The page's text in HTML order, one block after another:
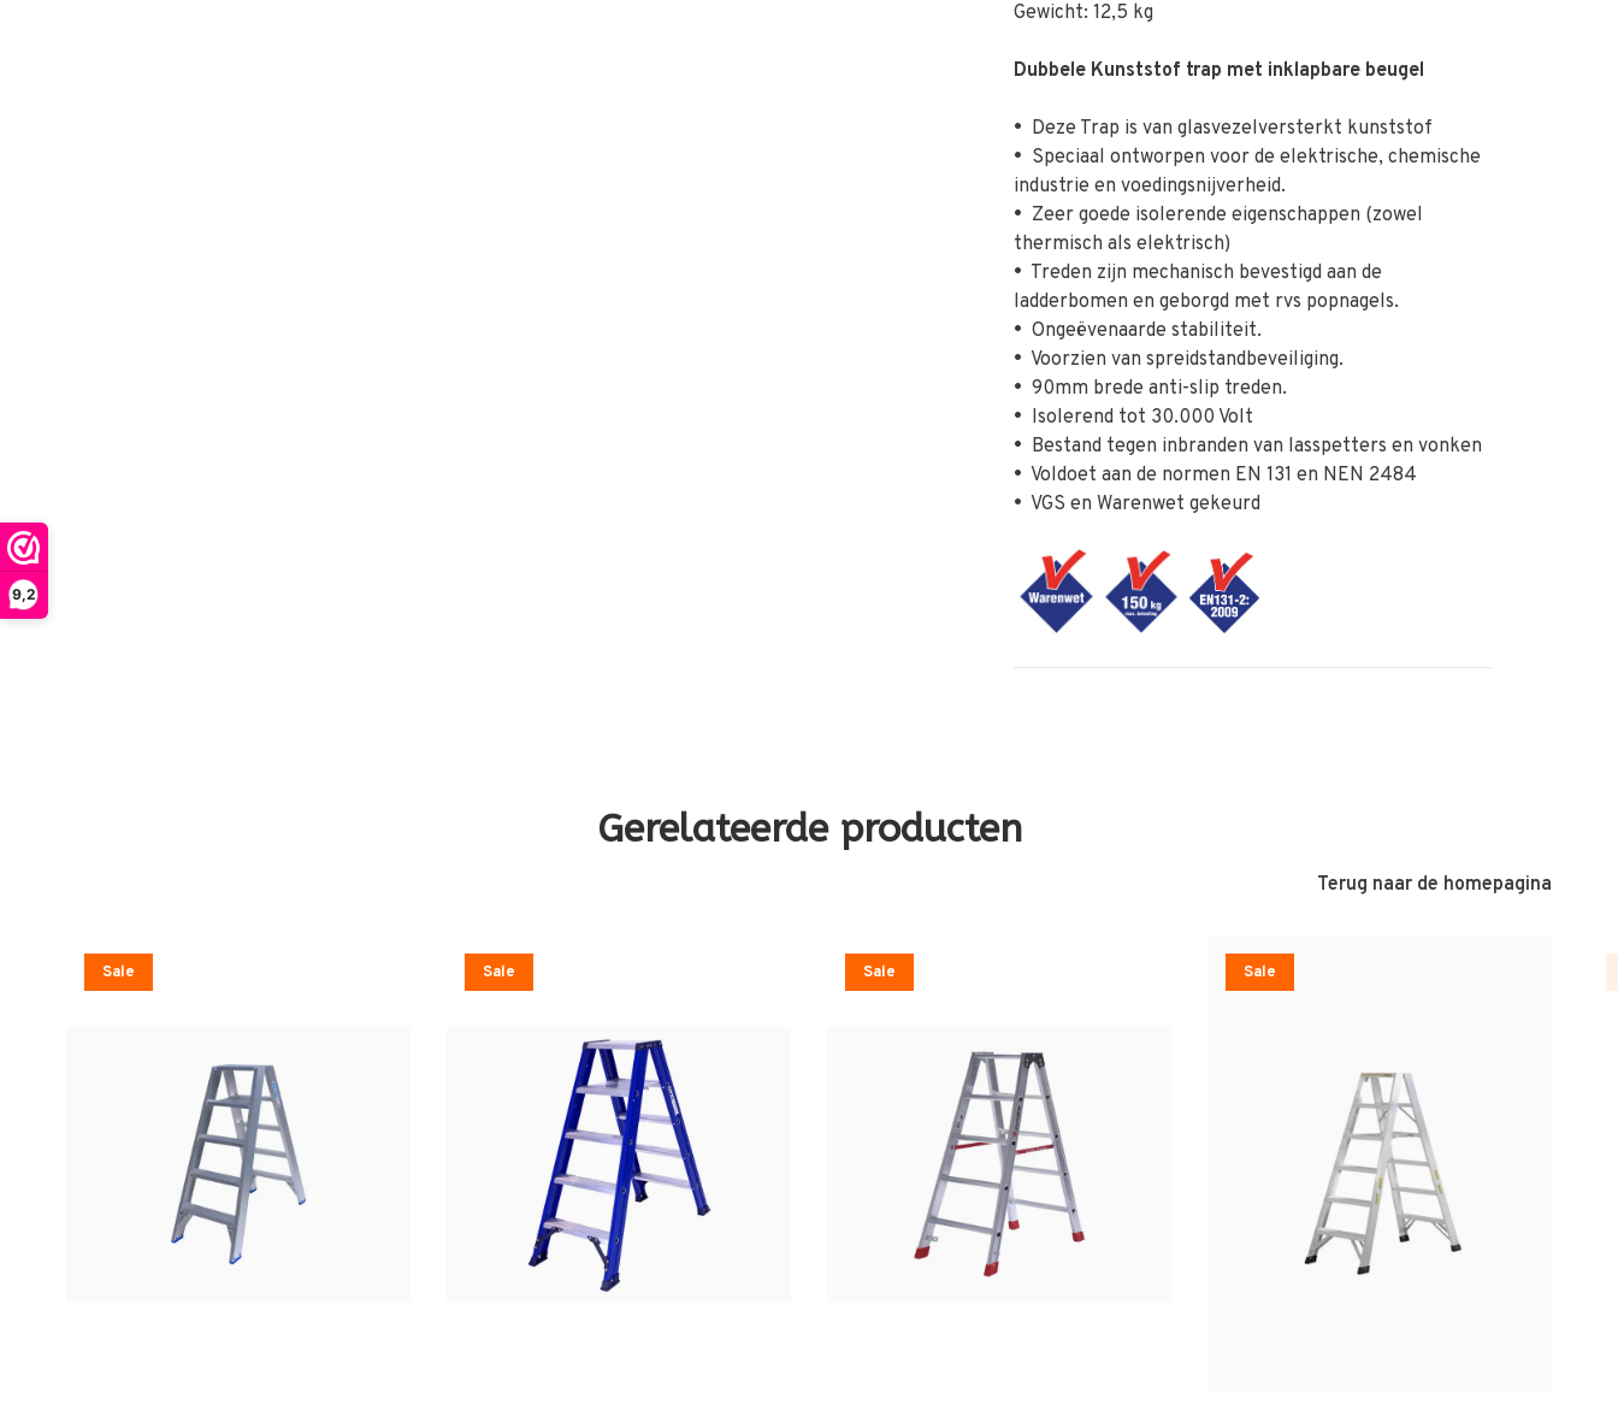
9,2
Gewicht: 12,5 kg
Dubbele Kunststof trap met inklapbare beugel
• Deze Trap is van glasvezelversterkt kunststof
• Speciaal ontworpen voor de elektrische, chemische
industrie en voedingsnijverheid.
• Zeer goede isolerende eigenschappen (zowel
thermisch als elektrisch)
• Treden zijn mechanisch bevestigd aan de
ladderbomen en geborgd met rvs popnagels.
• Ongeëvenaarde stabiliteit.
• Voorzien van spreidstandbeveiliging.
• 90mm brede anti-slip treden.
• Isolerend tot 30.000 Volt
• Bestand tegen inbranden van lasspetters en vonken
• Voldoet aan de normen EN 131 en NEN 2484
• VGS en Warenwet gekeurd
Gerelateerde producten
Terug naar de homepagina
Sale Sale Sale Sale